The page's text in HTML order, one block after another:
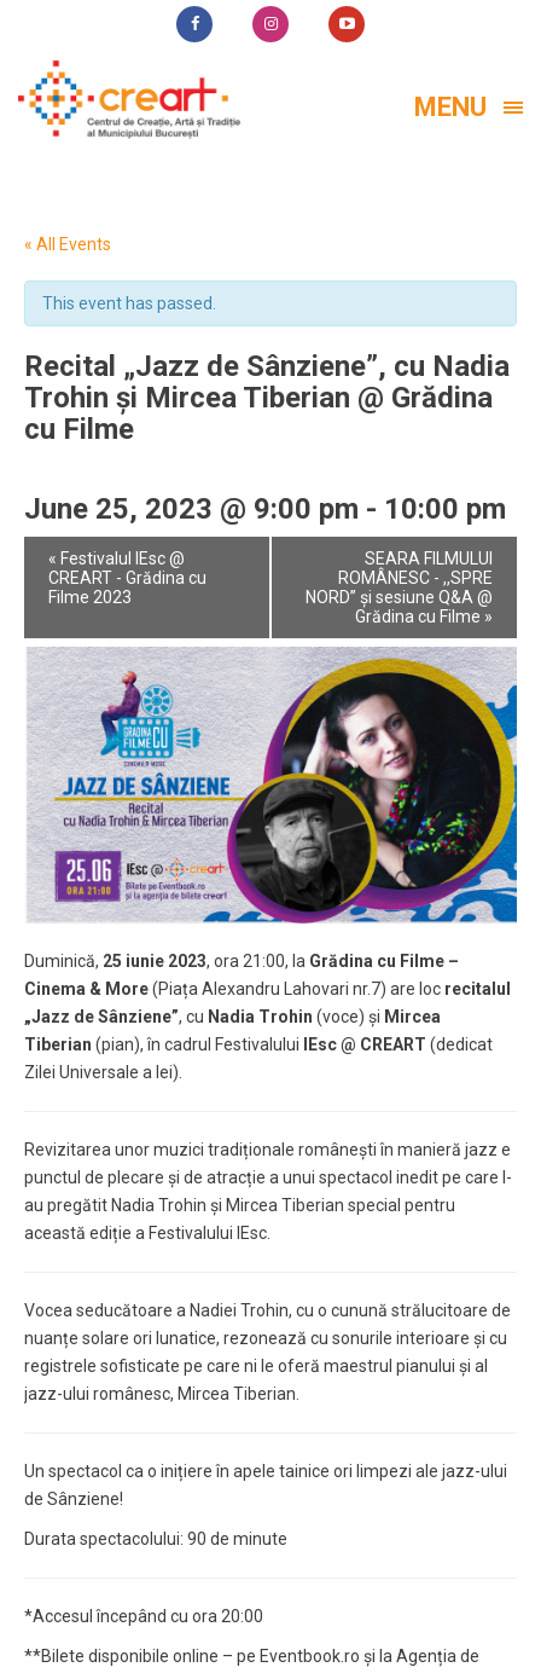
MENU
« All Events
This event has passed.
Recital „Jazz de Sânziene”, cu Nadia
Trohin și Mircea Tiberian @ Grădina
cu Filme
June 25, 2023 @ 9:00 pm - 10:00 pm
Event
Navigation
« Festivalul IEsc @
CREART - Grădina cu
Filme 2023
SEARA FILMULUI
ROMÂNESC - ,,SPRE
NORD” și sesiune Q&A @
Grădina cu Filme »
Duminică, 25 iunie 2023, ora 21:00, la Grădina cu Filme –
Cinema & More(Piața Alexandru Lahovari nr.7) are loc recitalul
„Jazz de Sânziene”, cu Nadia Trohin (voce) și Mircea
Tiberian (pian), în cadrul Festivalului IEsc @ CREART (dedicat
Zilei Universale a Iei).
Revizitarea unor muzici tradiționale românești în manieră jazz e
punctul de plecare și de atracție a unui spectacol inedit pe care l-
au pregătit Nadia Trohin și Mircea Tiberian special pentru
această ediție a Festivalului IEsc.
Vocea seducătoare a Nadiei Trohin, cu o cunună strălucitoare de
nuanțe solare ori lunatice, rezonează cu sonurile interioare și cu
registrele sofisticate pe care ni le oferă maestrul pianului și al
jazz-ului românesc, Mircea Tiberian.
Un spectacol ca o inițiere în apele tainice ori limpezi ale jazz-ului
de Sânziene!
Durata spectacolului: 90 de minute
*Accesul începând cu ora 20:00
**Bilete disponibile online – pe Eventbook.ro și la Agenția de